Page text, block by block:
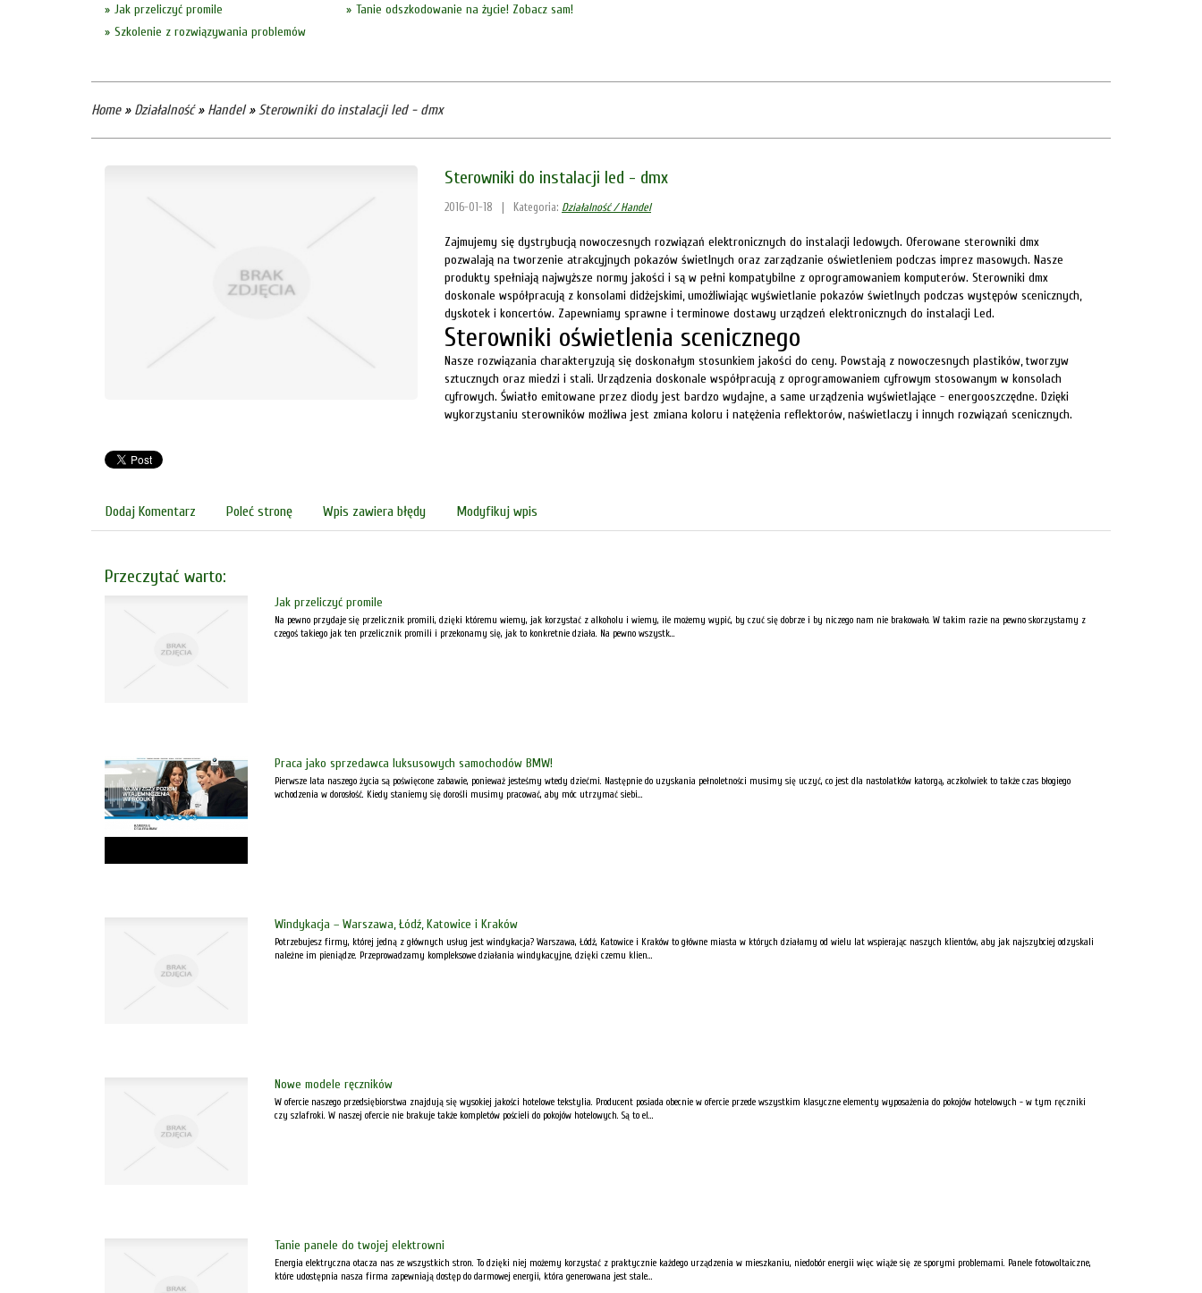
Jak przeliczyć promile
Tanie odszkodowanie na życie! Zobacz sam!
Szkolenie z rozwiązywania problemów
Home» Działalność» Handel»Sterowniki do instalacji led - dmx
Sterowniki do instalacji led - dmx
2016-01-18 Kategoria: Działalność / Handel
Zajmujemy się dystrybucją nowoczesnych rozwiązań elektronicznych do instalacji ledowych. Oferowane sterowniki dmx
pozwalają na tworzenie atrakcyjnych pokazów świetlnych oraz zarządzanie oświetleniem podczas imprez masowych. Nasze
produkty spełniają najwyższe normy jakości i są w pełni kompatybilne z oprogramowaniem komputerów. Sterowniki dmx
doskonale współpracują z konsolami didżejskimi, umożliwiając wyświetlanie pokazów świetlnych podczas występów scenicznych,
dyskotek i koncertów. Zapewniamy sprawne i terminowe dostawy urządzeń elektronicznych do instalacji Led.
Sterowniki oświetlenia scenicznego
Nasze rozwiązania charakteryzują się doskonałym stosunkiem jakości do ceny. Powstają z nowoczesnych plastików, tworzyw
sztucznych oraz miedzi i stali. Urządzenia doskonale współpracują z oprogramowaniem cyfrowym stosowanym w konsolach
cyfrowych. Światło emitowane przez diody jest bardzo wydajne, a same urządzenia wyświetlające - energooszczędne. Dzięki
wykorzystaniu sterowników możliwa jest zmiana koloru i natężenia reflektorów, naświetlaczy i innych rozwiązań scenicznych.
Dodaj Komentarz Poleć stronę Wpis zawiera błędy Modyfikuj wpis
Przeczytać warto:
Jak przeliczyć promile
Na pewno przydaje się przelicznik promili, dzięki któremu wiemy, jak korzystać z alkoholu i wiemy, ile możemy wypić, by czuć się dobrze i by niczego nam nie brakowało. W takim razie na pewno skorzystamy z
czegoś takiego jak ten przelicznik promili i przekonamy się, jak to konkretnie działa. Na pewno wszystk...
Praca jako sprzedawca luksusowych samochodów BMW!
Pierwsze lata naszego życia są poświęcone zabawie, ponieważ jesteśmy wtedy dziećmi. Następnie do uzyskania pełnoletności musimy się uczyć, co jest dla nastolatków katorgą, aczkolwiek to także czas błogiego
wchodzenia w dorosłość. Kiedy staniemy się dorośli musimy pracować, aby móc utrzymać siebi...
Windykacja – Warszawa, Łódź, Katowice i Kraków
Potrzebujesz firmy, której jedną z głównych usług jest windykacja? Warszawa, Łódź, Katowice i Kraków to główne miasta w których działamy od wielu lat wspierając naszych klientów, aby jak najszybciej odzyskali
należne im pieniądze. Przeprowadzamy kompleksowe działania windykacyjne, dzięki czemu klien...
Nowe modele ręczników
W ofercie naszego przedsiębiorstwa znajdują się wysokiej jakości hotelowe tekstylia. Producent posiada obecnie w ofercie przede wszystkim klasyczne elementy wyposażenia do pokojów hotelowych - w tym ręczniki
czy szlafroki. W naszej ofercie nie brakuje także kompletów pościeli do pokojów hotelowych. Są to el...
Tanie panele do twojej elektrowni
Energia elektryczna otacza nas ze wszystkich stron. To dzięki niej możemy korzystać z praktycznie każdego urządzenia w mieszkaniu, niedobór energii więc wiąże się ze sporymi problemami. Panele fotowoltaiczne,
które udostępnia nasza firma zapewniają dostęp do darmowej energii, która generowana jest stale...